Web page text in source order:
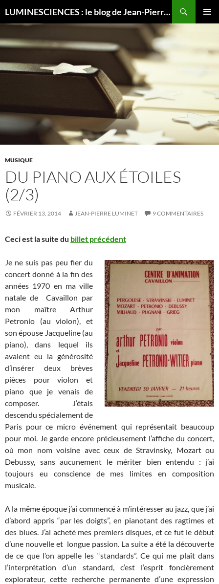
LUMINESCIENCES : le blog de Jean-Pierre LUMINET, astrophysicien
CONTENU
MUSIQUE
DU PIANO AUX ÉTOILES
(2/3)
FÉVRIER 13, 2014 JEAN-PIERRE LUMINET 9 COMMENTAIRES
Ceci est la suite du billet précédent
Je ne suis pas peu fier du
concert donné à la fin des
années 1970 en ma ville
natale de Cavaillon par
mon maître Arthur
Petronio (au violon), et
son épouse Jacqueline (au
piano), dans lequel ils
avaient eu la générosité
d’insérer deux brèves
pièces pour violon et
piano que je venais de
composer. J’étais
descendu spécialement de
Paris pour ce micro événement qui représentait beaucoup
pour moi. Je garde encore précieusement l’affiche du concert,
où mon nom voisine avec ceux de Stravinsky, Mozart ou
Debussy, sans aucunement le mériter bien entendu : j’ai
toujours eu conscience de mes limites en composition
musicale.
A la même époque j’ai commencé à m’intéresser au jazz, que j’ai
d’abord appris “par les doigts”, en pianotant des ragtimes et
des blues. J’ai acheté mes premiers disques, et ce fut le début
d’une nouvelle et longue passion. La suite a été la découverte
de ce que l’on appelle les “standards”. Ce qui me plaît dans
l’interprétation d’un standard, c’est l’esprit foncièrement
explorateur, cette recherche permanente d’une expression